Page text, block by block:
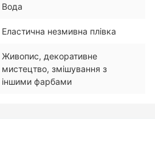
Вода
Еластична незмивна плівка
Живопис, декоративне
мистецтво, змішування з
іншими фарбами